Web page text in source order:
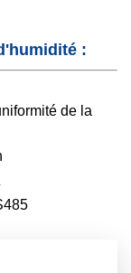
:
de la